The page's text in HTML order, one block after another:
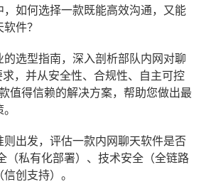
，如何选择一款既能高效沟通，又能
件？
选型指南，深入剖析部队内网对聊
求，并从安全性、合规性、自主可控
值得信赖的解决方案，帮助您做出最
出发，评估一款内网聊天软件是否
（私有化部署）、技术安全（全链路
创支持） 。